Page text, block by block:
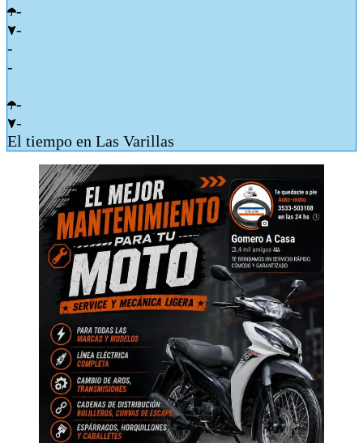
-
-
-
-
-
-
El tiempo en Las Varillas